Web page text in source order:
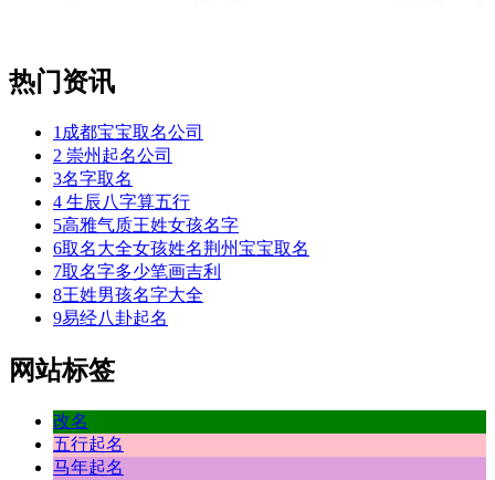
热门资讯
1 成都宝宝取名公司
2 崇州起名公司
3名字取名
4 生辰八字算五行
5高雅气质王姓女孩名字
6取名大全女孩姓名荆州宝宝取名
7取名字多少笔画吉利
8王姓男孩名字大全
9易经八卦起名
网站标签
改名
五行起名
马年起名